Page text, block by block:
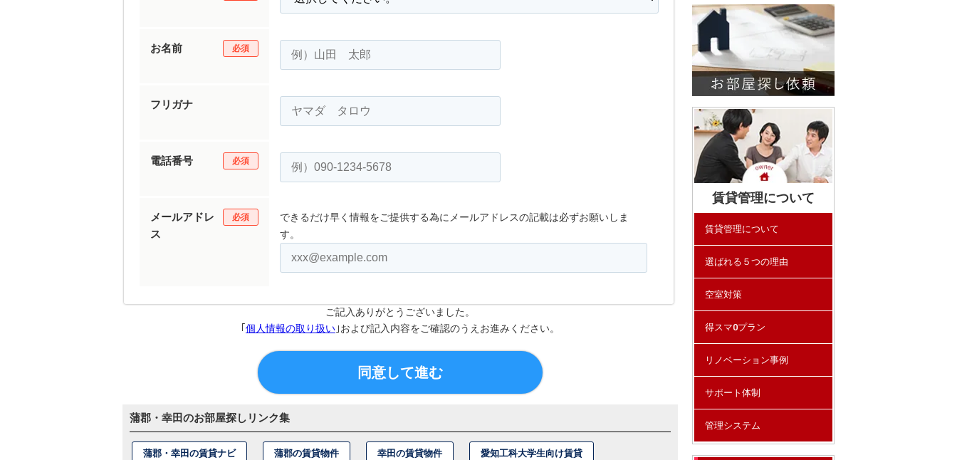
お名前 必須
フリガナ
電話番号 必須
メールアドレ
ス
必須
できるだけ早く情報をご提供する為にメールアドレスの記載は必ずお願いしま
す。
ご記入ありがとうございました。
｢ 個人情報の取り扱い ｣および記入内容をご確認のうえ お進みください。
同意して進む
蒲郡・幸田のお部屋探しリンク集
蒲郡・幸田の賃貸ナビ 蒲郡の賃貸物件 幸田の賃貸物件 愛知工科大学生向け賃貸
賃貸管理について
賃貸管理について
選ばれる５つの理由
空室対策
得スマ0プラン
リノベーション事例
サポート体制
管理システム